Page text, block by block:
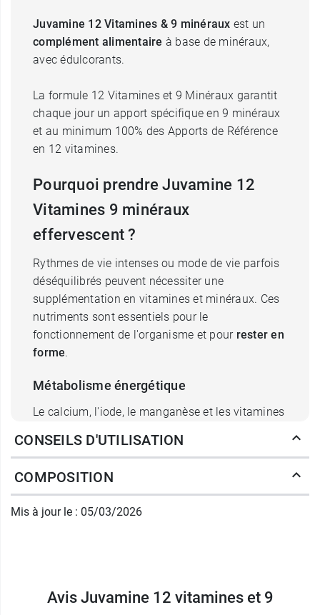
Juvamine 12 Vitamines & 9 minéraux est un
complément alimentaire à base de minéraux,
avec édulcorants.
La formule 12 Vitamines et 9 Minéraux garantit
chaque jour un apport spécifique en 9 minéraux
et au minimum 100% des Apports de Référence
en 12 vitamines.
Pourquoi prendre Juvamine 12
Vitamines 9 minéraux
effervescent ?
Rythmes de vie intenses ou mode de vie parfois
déséquilibrés peuvent nécessiter une
supplémentation en vitamines et minéraux. Ces
nutriments sont essentiels pour le
fonctionnement de l'organisme et pour rester en
forme.
Métabolisme énergétique
Le calcium, l'iode, le manganèse et les vitamines
énergétique normal.
Fatigue et système nerveux
Le fer, le magnésium, les vitamines B2, B3, B6,
CONSEILS D'UTILISATION
COMPOSITION
Mis à jour le : 05/03/2026
Avis Juvamine 12 vitamines et 9